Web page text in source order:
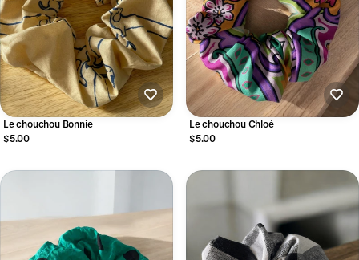
Le chouchou Bonnie
$5.00
Le chouchou Chloé
$5.00